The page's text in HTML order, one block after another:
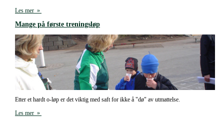
Les mer »
Mange på første treningsløp
Etter et hardt o-løp er det viktig med saft for ikke å "dø" av utmattelse.
Les mer »